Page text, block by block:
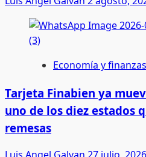
Economía y finanzas
Tarjeta Finabien ya
uno de los diez estados
remesas